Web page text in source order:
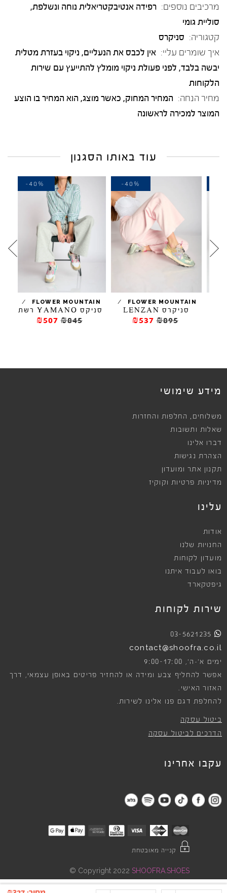
מרכיבים נוספים: רפידה אנטיבקטריאלית נוחה ונשלפת,
סוליית גומי
קטגוריה: סניקרס
איך שומרים עליי: אין לכבס את הנעליים, ניקוי בעזרת מטלית
יבשה בלבד, לפני פעולת ניקוי מומלץ להתייעץ עם שירות
הלקוחות
מחיר הנחה: המחיר המחוק, כאשר מוצג, הוא המחיר בו הוצע
המוצר למכירה לראשונה
עוד באותו הסגנון
FLOWER MOUNTAIN
סניקרס LENZAN
₪895
₪537
-40%
FLOWER MOUNTAIN
סניקס YAMANO רשת
₪845
₪507
-40%
מידע שימושי
משלוחים , החלפות והחזרות
שאלות ותשובות
דברו אלינו
הצהרת נגישות
תקנון אתר ומועדון
מדיניות פרטיות וקוקיז
עלינו
אודות
החנויות שלנו
מועדון לקוחות
בואו לעבוד איתנו
גיפטקארד
שירות לקוחות
03-5621235
contact@shoofra.co.il
ימים א׳-ה׳, 9:00-17:00
אפשר להחליף צבע ומידה או להחזיר פריטים באופן עצמאי, דרך
האזור האישי.
להחלפת דגם פנו אלינו לשירות.
ביטול עסקה
הדרכים לביטול עסקה
עקבו אחרינו
קנייה מאובטחת
Copyright 2022 SHOOFRA.SHOES
©